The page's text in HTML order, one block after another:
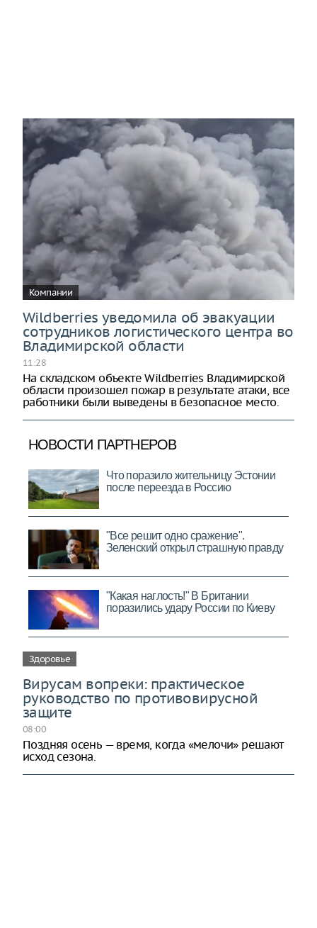
Компании
Wildberries уведомила об эвакуации
сотрудников логистического центра во
Владимирской области
11:28
На складском объекте Wildberries Владимирской
области произошел пожар в результате атаки, все
работники были выведены в безопасное место.
Здоровье
Вирусам вопреки: практическое
руководство по противовирусной
защите
08:00
Поздняя осень — время, когда «мелочи» решают
исход сезона.